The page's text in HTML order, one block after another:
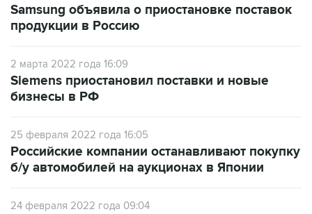
Samsung объявила о приостановке поставок
продукции в Россию
2 марта 2022 года 16:09
Siemens приостановил поставки и новые
бизнесы в РФ
25 февраля 2022 года 16:05
Российские компании останавливают покупку
б/у автомобилей на аукционах в Японии
24 февраля 2022 года 09:04